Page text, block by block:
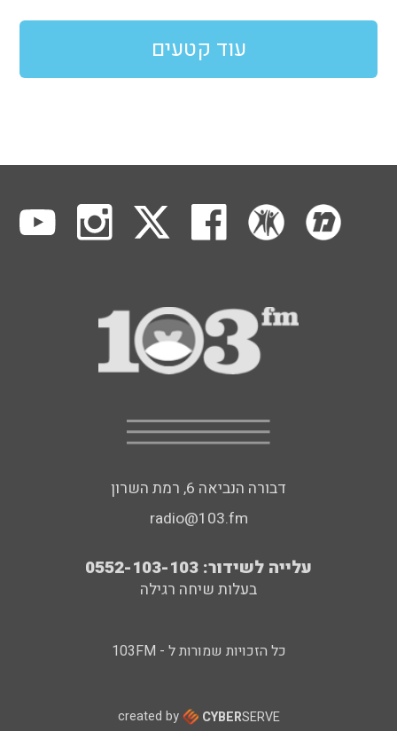
עוד קטעים
דבורה הנביאה 6, רמת השרון
radio@103.fm
עלייה לשידור: 0552-103-103
בעלות שיחה רגילה
כל הזכויות שמורות ל - 103FM
created by CYBERSERVE